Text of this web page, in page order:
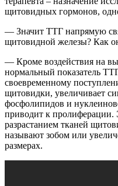
щитовидных гормонов,
— Значит ТТГ напрямую
щитовидной железы? Как
— Кроме воздействия на
нормальный показатель
своевременному
щитовидки, увеличивает
фосфолипидов и
приводит к пролиферации.
разрастанием тканей
называют зобом или
размерах.